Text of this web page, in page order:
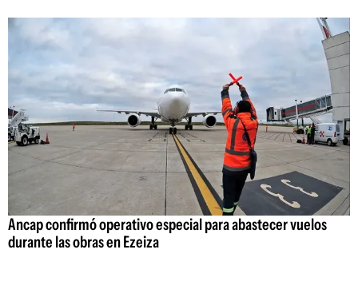
Ancap confirmó operativo especial para abastecer vuelos
durante las obras en Ezeiza